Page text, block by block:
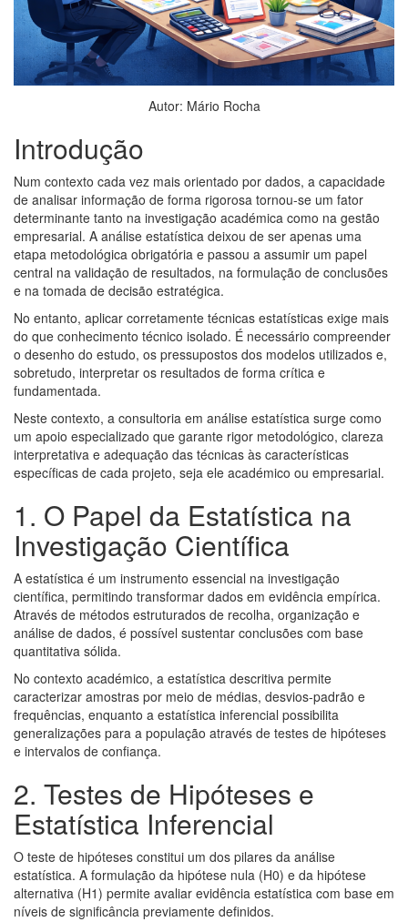
Autor: Mário Rocha
Introdução
Num contexto cada vez mais orientado por dados, a capacidade
de analisar informação de forma rigorosa tornou-se um fator
determinante tanto na investigação académica como na gestão
empresarial. A análise estatística deixou de ser apenas uma
etapa metodológica obrigatória e passou a assumir um papel
central na validação de resultados, na formulação de conclusões
e na tomada de decisão estratégica.
No entanto, aplicar corretamente técnicas estatísticas exige mais
do que conhecimento técnico isolado. É necessário compreender
o desenho do estudo, os pressupostos dos modelos utilizados e,
sobretudo, interpretar os resultados de forma crítica e
fundamentada.
Neste contexto, a consultoria em análise estatística surge como
um apoio especializado que garante rigor metodológico, clareza
interpretativa e adequação das técnicas às características
específicas de cada projeto, seja ele académico ou empresarial.
1. O Papel da Estatística na
Investigação Científica
A estatística é um instrumento essencial na investigação
científica, permitindo transformar dados em evidência empírica.
Através de métodos estruturados de recolha, organização e
análise de dados, é possível sustentar conclusões com base
quantitativa sólida.
No contexto académico, a estatística descritiva permite
caracterizar amostras por meio de médias, desvios-padrão e
frequências, enquanto a estatística inferencial possibilita
generalizações para a população através de testes de hipóteses
e intervalos de confiança.
2. Testes de Hipóteses e
Estatística Inferencial
O teste de hipóteses constitui um dos pilares da análise
estatística. A formulação da hipótese nula (H0) e da hipótese
alternativa (H1) permite avaliar evidência estatística com base em
níveis de significância previamente definidos.